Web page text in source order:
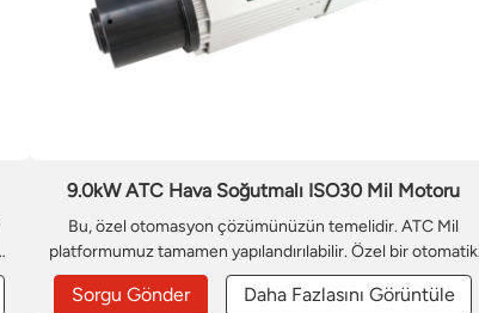
9.0kW ATC Hava Soğutmalı ISO30 Mil Motoru
Bu, özel otomasyon çözümünüzün temelidir. ATC Mil
platformumuz tamamen yapılandırılabilir. Özel bir otomatik
takım değiştirme mili oluşturmak için güç, hız, takım arayüzü
ve montaj seçeneklerini tanımlamak üzere sizinle birlikte
Sorgu Gönder Daha Fazlasını Görüntüle